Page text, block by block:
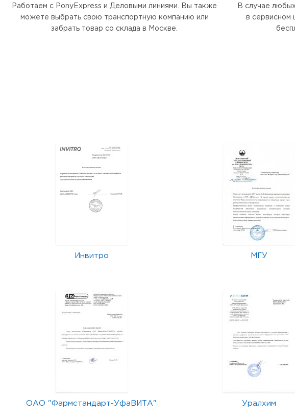
Работаем с PonyExpress и Деловыми линиями. Вы также
можете выбрать свою транспортную компанию или
забрать товар со склада в Москве.
В случае
в сервисном
Инвитро МГУ
ОАО "Фармстандарт-УфаВИТА" Уралхим